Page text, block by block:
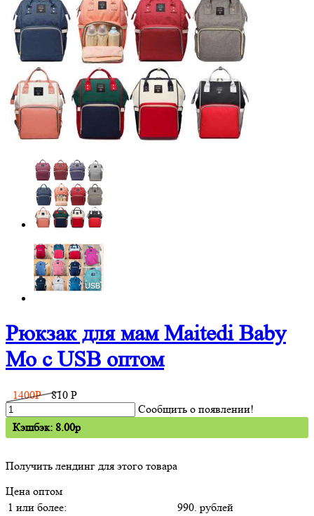
Рюкзак для мам Maitedi Baby
Mo с USB оптом
1400P 810 P
Сообщить о появлении!
Кэшбэк: 8.00p
Получить лендинг для этого товара
Цена оптом
1 или более:
990. рублей